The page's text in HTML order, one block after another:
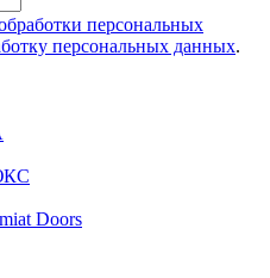
персональных
персональных данных.
Doors